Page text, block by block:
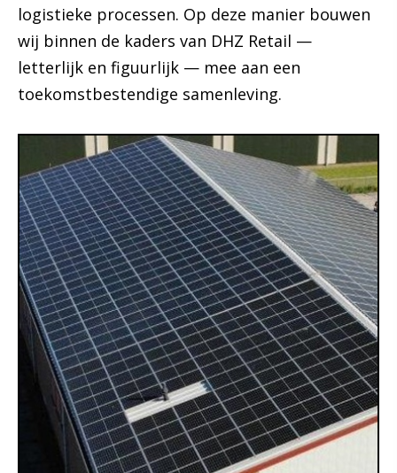
logistieke processen. Op deze manier bouwen
wij binnen de kaders van DHZ Retail —
letterlijk en figuurlijk — mee aan een
toekomstbestendige samenleving.